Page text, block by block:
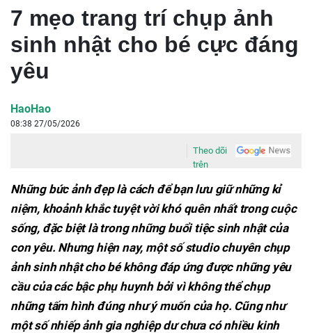
7 mẹo trang trí chụp ảnh
sinh nhật cho bé cực đáng
yêu
HaoHao
08:38 27/05/2026
Theo dõi
trên
Những bức ảnh đẹp là cách để bạn lưu giữ những kỉ
niệm, khoảnh khắc tuyệt vời khó quên nhất trong cuộc
sống, đặc biệt là trong những buổi tiệc sinh nhật của
con yêu. Nhưng hiện nay, một số studio chuyên chụp
ảnh sinh nhật cho bé không đáp ứng được những yêu
cầu của các bậc phụ huynh bởi vì không thể chụp
những tấm hình đúng như ý muốn của họ. Cũng như
một số nhiếp ảnh gia nghiệp dư chưa có nhiều kinh